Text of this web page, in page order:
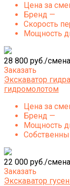
Цена за
Бренд —
Скорость
Мощность
28 800 руб./
Заказать
Экскаватор
гидромолотом
Цена за
Бренд —
Мощность
22 000 руб./
Заказать
Экскаватор